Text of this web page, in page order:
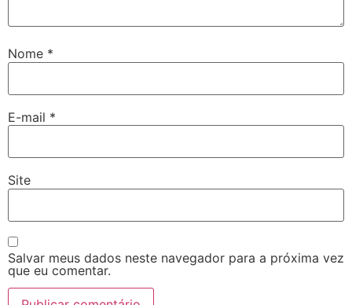
Nome *
E-mail *
Site
Salvar meus dados neste navegador para a próxima vez
que eu comentar.